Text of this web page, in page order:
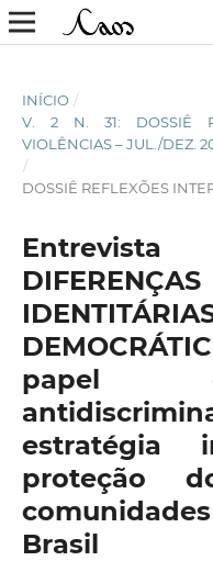
INÍCIO /
V. 2 N. 31: DOSSIÊ
VIOLÊNCIAS – JUL./DEZ.
/
DOSSIÊ REFLEXÕES
papel
estratégia
proteção
Brasil